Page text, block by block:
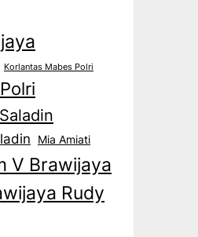
Korlantas Mabes Polri
Mia Amiati
V Brawijaya
Rudy